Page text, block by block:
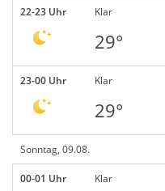
22-23 Uhr Klar
29°
23-00 Uhr Klar
29°
Sonntag, 09.08.
00-01 Uhr Klar